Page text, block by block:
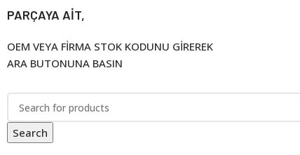
PARÇAYA AİT,
OEM VEYA FİRMA STOK KODUNU GİREREK
ARA BUTONUNA BASIN
Search